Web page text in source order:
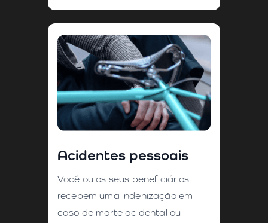
Acidentes pessoais
Você ou os seus beneficiários
recebem uma indenização em
caso de morte acidental ou